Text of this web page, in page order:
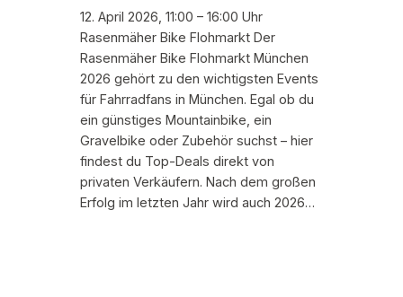
12. April 2026, 11:00 – 16:00 Uhr
Rasenmäher Bike Flohmarkt Der
Rasenmäher Bike Flohmarkt München
2026 gehört zu den wichtigsten Events
für Fahrradfans in München. Egal ob du
ein günstiges Mountainbike, ein
Gravelbike oder Zubehör suchst – hier
findest du Top-Deals direkt von
privaten Verkäufern. Nach dem großen
Erfolg im letzten Jahr wird auch 2026…